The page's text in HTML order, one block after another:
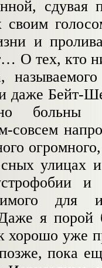
своим
и
О тех, кто
Бейт-
больны
совсем
улицах
и
я порой
хорошо уже
пока